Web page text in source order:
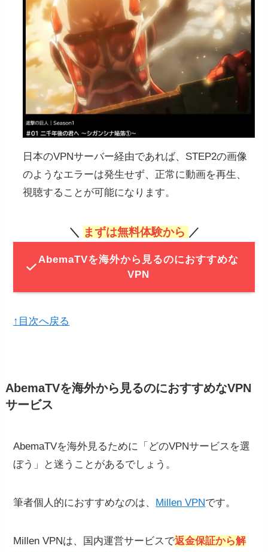
ら「Windows/MacOS/Linux」の各種アプリを
ダウンロードすることができます。
より、詳しいプロセスが気になった方は、
NordVPNの登録方法と使い方
」でまとめて
います。
日本のVPNサーバー経由であれば、STEP2の画像
のようなエラーは発生せず、正常に動画を再生、
視聴することが可能になります。
＼ まずは無料体験から ／
AbemaTVを海外から見るのにおすすめな
VPN
↑目次へ戻る
AbemaTVを海外から見るのにおすすめなVPN
サービス
AbemaTVを海外見るために「どのVPNサービスを選
ぼう」と迷うことがあるでしょう。
筆者個人的におすすめなのは、 Millen VPNです。
Millen VPNは、国内運営サービスで返金保証から解